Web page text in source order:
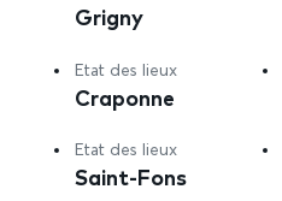
Grigny
Etat des lieux
Craponne
Etat des lieux
Saint-Fons